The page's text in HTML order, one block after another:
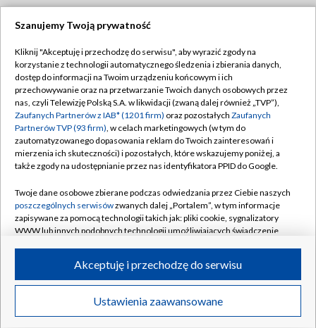
TVP
Abonament TVP
Emisja w TVP
Centrum informacji TVP
Naziemna Telewizja Cyfrowa
Rada Programowa
System NOS
Informacje o nadawcy
Program dla prasy
Ogłoszenie przetargowe
Regulamin TVP
Polityka prywatności
Moje zgody
Pomoc
Kontakt
Kanały
©2026 Telewizja Polska S.A. w likwidacji
Szanujemy Twoją prywatność
Kliknij "Akceptuję i przechodzę do serwisu", aby wyrazić zgody na
korzystanie z technologii automatycznego śledzenia i zbierania danych,
dostęp do informacji na Twoim urządzeniu końcowym i ich
przechowywanie oraz na przetwarzanie Twoich danych osobowych przez
nas, czyli Telewizję Polską S.A. w likwidacji (zwaną dalej również „TVP”),
Zaufanych Partnerów z IAB* (1201 firm) oraz pozostałych Zaufanych
Partnerów TVP (93 firm), w celach marketingowych (w tym do
zautomatyzowanego dopasowania reklam do Twoich zainteresowań i
mierzenia ich skuteczności) i pozostałych, które wskazujemy poniżej, a
także zgody na udostępnianie przez nas identyfikatora PPID do Google.
Twoje dane osobowe zbierane podczas odwiedzania przez Ciebie naszych
poszczególnych serwisówzwanych dalej „Portalem”, w tym informacje
zapisywane za pomocą technologii takich jak: pliki cookie, sygnalizatory
WWW lub innych podobnych technologii umożliwiających świadczenie
ruchu w Internecie.
Twoje dane osobowe zbierane podczas odwiedzania przez Ciebie
poszczególnych serwisówna Portalu, takie jak adresy IP, identyfikatory
Ustawienia zaawansowane
Akceptuję i przechodzę do serwisu